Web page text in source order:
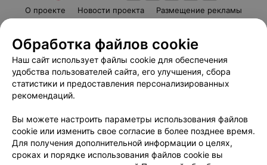
О проекте Новости проекта
Размещение рекламы
Пользовательское соглашение
Способы оплаты
Вакансии
Партнеры
Написать руководителю 103.by
Обработка персональных данных
Обработка файлов cookie
Наш сайт использует файлы cookie для обеспечения
удобства пользователей сайта, его улучшения, сбора
статистики и предоставления персонализированных
рекомендаций.
Вы можете настроить параметры использования файлов
cookie или изменить свое согласие в более позднее время.
Для получения дополнительной информации о целях,
сроках и порядке использования файлов cookie вы